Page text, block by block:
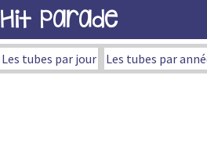
Hit Parade
Les tubes par jour Les tubes par